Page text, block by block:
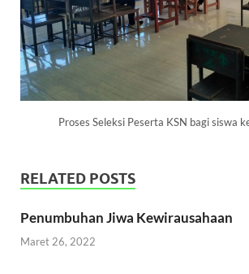
Proses Seleksi Peserta KSN bagi siswa
RELATED POSTS
Penumbuhan Jiwa Kewirausahaan
Maret 26, 2022